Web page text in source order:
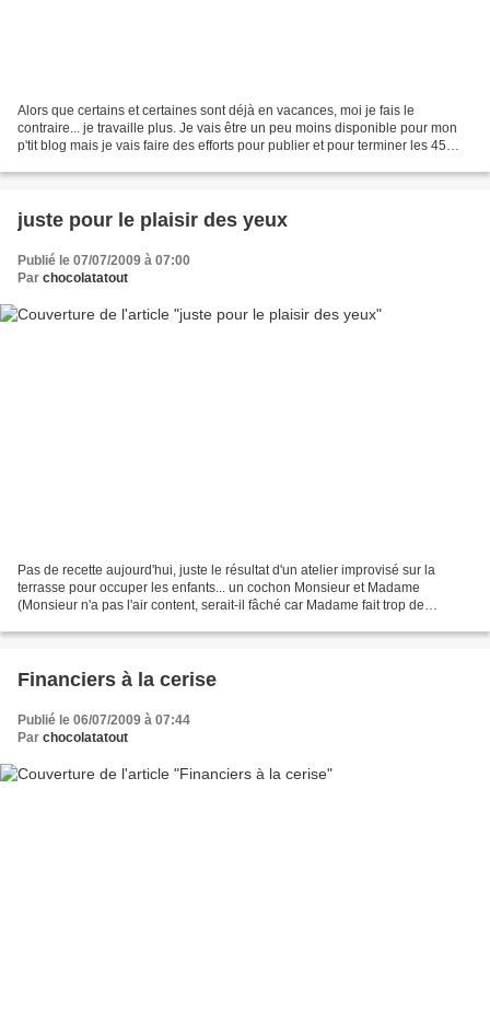
Alors que certains et certaines sont déjà en vacances, moi je fais le
contraire... je travaille plus. Je vais être un peu moins disponible pour mon
p'tit blog mais je vais faire des efforts pour publier et pour terminer les 45
juste pour le plaisir des yeux
Publié le 07/07/2009 à 07:00
Par chocolatatout
Pas de recette aujourd'hui, juste le résultat d'un atelier improvisé sur la
terrasse pour occuper les enfants... un cochon Monsieur et Madame
(Monsieur n'a pas l'air content, serait-il fâché car Madame fait trop de
Financiers à la cerise
Publié le 06/07/2009 à 07:44
Par chocolatatout